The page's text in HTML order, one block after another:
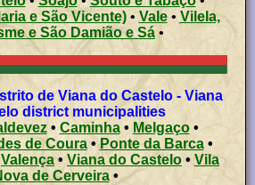
e São Vicente)• Vale• Vilela,
e São Damião e Sá •
district municipalities
• Caminha• Melgaço•
de Coura•Ponte da Barca•
Valença• Viana do Castelo • Vila
de Cerveira•